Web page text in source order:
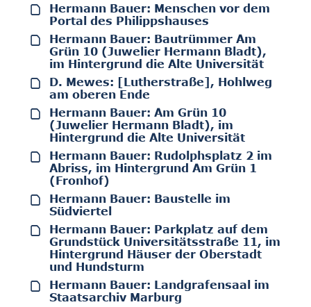
Hermann Bauer: Menschen vor dem
Portal des Philippshauses
Hermann Bauer: Bautrümmer Am
Grün 10 (Juwelier Hermann Bladt),
im Hintergrund die Alte Universität
D. Mewes: [Lutherstraße], Hohlweg
am oberen Ende
Hermann Bauer: Am Grün 10
(Juwelier Hermann Bladt), im
Hintergrund die Alte Universität
Hermann Bauer: Rudolphsplatz 2 im
Abriss, im Hintergrund Am Grün 1
(Fronhof)
Hermann Bauer: Baustelle im
Südviertel
Hermann Bauer: Parkplatz auf dem
Grundstück Universitätsstraße 11, im
Hintergrund Häuser der Oberstadt
und Hundsturm
Hermann Bauer: Landgrafensaal im
Staatsarchiv Marburg